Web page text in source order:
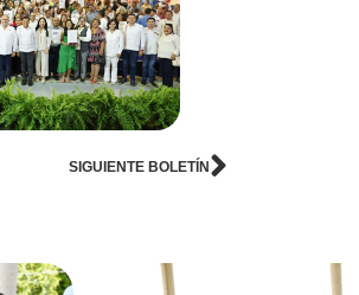
SIGUIENTE BOLETÍN